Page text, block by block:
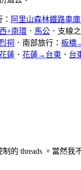
阿里山森林鐵路車
+南環 ． 馬公 ．支線
祠 ．南部旅行： 板橋
蓮 ． 花蓮→台東 ． 台
的 threads 。當然